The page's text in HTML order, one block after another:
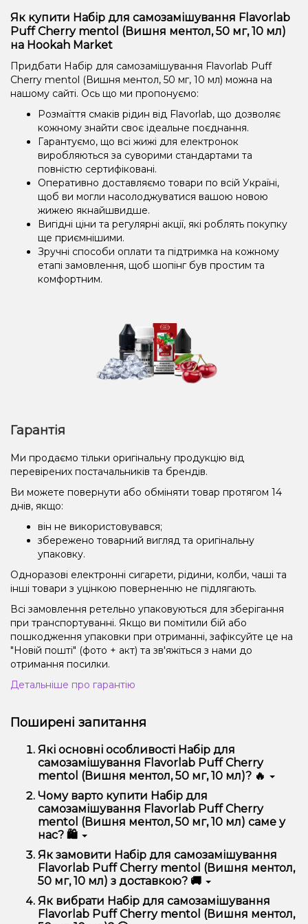
Як купити Набір для самозамішування Flavorlab
Puff Cherry mentol (Вишня ментол, 50 мг, 10 мл)
на Hookah Market
Придбати Набір для самозамішування Flavorlab Puff
Cherry mentol (Вишня ментол, 50 мг, 10 мл) можна на
нашому сайті. Ось що ми пропонуємо:
Розмаїття смаків рідин від Flavorlab, що дозволяє
кожному знайти своє ідеальне поєднання.
Гарантуємо, що всі жижі для електронок
виробляються за суворими стандартами та
повністю сертифіковані.
Оперативно доставляємо товари по всій Україні,
щоб ви могли насолоджуватися вашою новою
жижею якнайшвидше.
Вигідні ціни та регулярні акції, які роблять покупку
ще приємнішими.
Зручні способи оплати та підтримка на кожному
етапі замовлення, щоб шопінг був простим та
комфортним.
Гарантія
Ми продаємо тільки оригінальну продукцію від
перевірених постачальників та брендів.
Ви можете повернути або обміняти товар протягом 14
днів, якщо:
він не використовувався;
збережено товарний вигляд та оригінальну
упаковку.
Одноразові електронні сигарети, рідини, колби, чаші та
інші товари з уцінкою поверненню не підлягають.
Всі замовлення ретельно упаковуються для зберігання
при транспортуванні. Якщо ви помітили бій або
пошкодження упаковки при отриманні, зафіксуйте це на
"Новій пошті" (фото + акт) та зв'яжіться з нами до
отримання посилки.
Детальніше про гарантію
Поширені запитання
Які основні особливості Набір для
самозамішування Flavorlab Puff Cherry
mentol (Вишня ментол, 50 мг, 10 мл)? 🔥
Набір для самозамішування Flavorlab Puff Cherry
mentol (Вишня ментол, 50 мг, 10 мл) відрізняється
високою якістю, зручністю використання та
надійністю.
Чому варто купити Набір для
самозамішування Flavorlab Puff Cherry
mentol (Вишня ментол, 50 мг, 10 мл) саме у
нас? 🛍️
Ми пропонуємо тільки оригінальну продукцію,
широкий асортимент, вигідні ціни та швидку
доставку. Крім того, у нас регулярні акції та знижки
для клієнтів!
Як замовити Набір для самозамішування
Flavorlab Puff Cherry mentol (Вишня ментол,
50 мг, 10 мл) з доставкою? 🚚
Оформити замовлення можна в кілька кліків:
Додайте Набір для самозамішування Flavorlab
Як вибрати Набір для самозамішування
Flavorlab Puff Cherry mentol (Вишня ментол,